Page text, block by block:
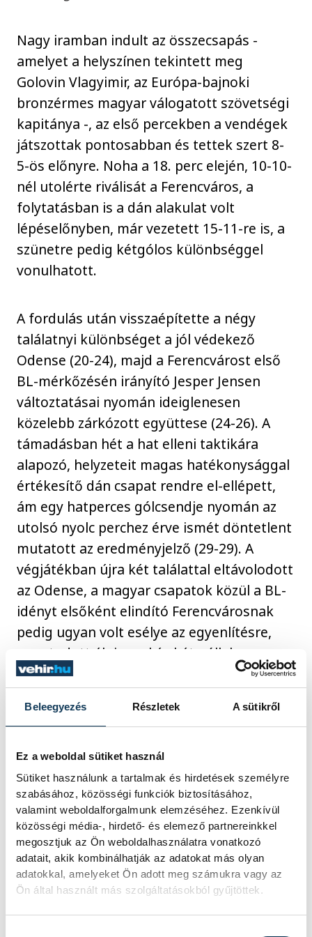
Beleegyezés Részletek A sütikről
Ez a weboldal sütiket használ
Sütiket használunk a tartalmak és hirdetések személyre
szabásához, közösségi funkciók biztosításához,
valamint weboldalforgalmunk elemzéséhez. Ezenkívül
közösségi média-, hirdető- és elemező partnereinkkel
megosztjuk az Ön weboldalhasználatra vonatkozó
adatait, akik kombinálhatják az adatokat más olyan
adatokkal, amelyeket Ön adott meg számukra vagy az
Ön által használt más szolgáltatásokból gyűjtöttek.
Nagy iramban indult az összecsapás -
amelyet a helyszínen tekintett meg
Golovin Vlagyimir, az Európa-bajnoki
bronzérmes magyar válogatott szövetségi
kapitánya -, az első percekben a vendégek
játszottak pontosabban és tettek szert 8-
5-ös előnyre. Noha a 18. perc elején, 10-10-
nél utolérte riválisát a Ferencváros, a
folytatásban is a dán alakulat volt
lépéselőnyben, már vezetett 15-11-re is, a
szünetre pedig kétgólos különbséggel
vonulhatott.
A fordulás után visszaépítette a négy
találatnyi különbséget a jól védekező
Odense (20-24), majd a Ferencvárost első
BL-mérkőzésén irányító Jesper Jensen
változtatásai nyomán ideiglenesen
közelebb zárkózott együttese (24-26). A
támadásban hét a hat elleni taktikára
alapozó, helyzeteit magas hatékonysággal
értékesítő dán csapat rendre el-ellépett,
ám egy hatperces gólcsendje nyomán az
utolsó nyolc perchez érve ismét döntetlent
mutatott az eredményjelző (29-29). A
végjátékban újra két találattal eltávolodott
az Odense, a magyar csapatok közül a BL-
idényt elsőként elindító Ferencvárosnak
pedig ugyan volt esélye az egyenlítésre,
nem tudott élni ezzel és két góllal
alulmaradt.
Az Eb-bronzérmes Klujber Katrin, illetve
Ferencvárosban, a szintén
kontinensbajnoki harmadik Janurik Kinga
és Laura Glauser öt-öt védéssel zárt. Az
Odense sikeréből Althea Reinhardt 14
védéssel, Ingvild Bakkerud hét találattal
vette ki a részét.
Vasárnap a címvédő Győr Dortmundban